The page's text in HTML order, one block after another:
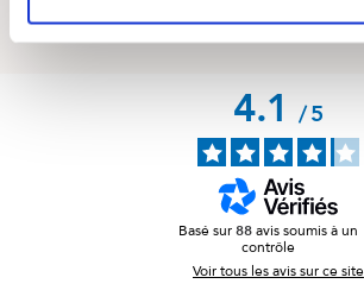
4.1/5
Basé sur88 avis soumis à un
contrôle
Voir tous les avis sur ce site